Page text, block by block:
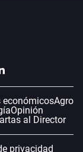
económicosAgro
Opinión
al Director
privacidad